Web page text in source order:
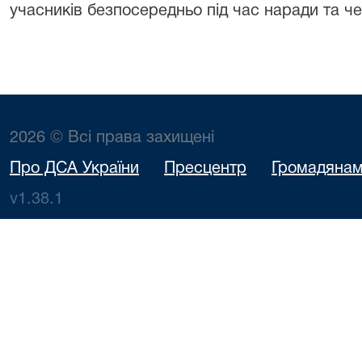
учасників безпосередньо під час наради та
2026 © Всі права захищені
Про ДСА України Пресцентр
v1.38.1